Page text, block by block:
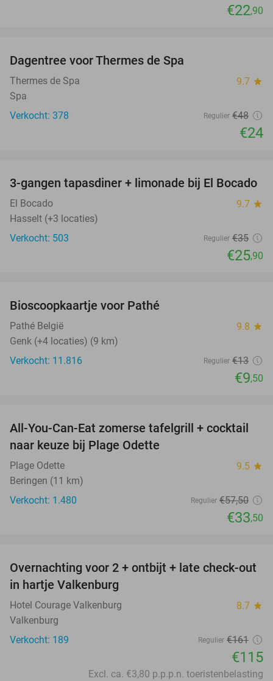
€22,90
Dagentree voor Thermes de Spa
Thermes de Spa 9.7 star
Spa
Verkocht: 378
Regulier €48
€24
26%
3-gangen tapasdiner + limonade bij El Bocado
El Bocado 9.7 star
Hasselt (+3 locaties)
Verkocht: 503
Regulier €35
€25,90
Bioscoopkaartje voor Pathé
Pathé België 9.8 star
Genk (+4 locaties) (9 km)
Verkocht: 11.816
Regulier €13
€9,50
42%
All-You-Can-Eat zomerse tafelgrill + cocktail
naar keuze bij Plage Odette
Plage Odette 9.5 star
Beringen (11 km)
Verkocht: 1.480
Regulier €57,50
€33,50
29%
Overnachting voor 2 + ontbijt + late check-out
in hartje Valkenburg
Hotel Courage Valkenburg 8.7 star
Valkenburg
Verkocht: 189
Regulier €161
€115
Excl. ca. €3,80 p.p.p.n. toeristenbelasting